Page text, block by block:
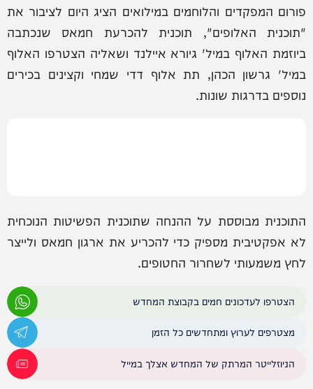
פורום המפקדים והלוחמים במילואים הציג היום לציבור את
"תוכנית האלופים", תוכנית להכרעת חמאס שנכתבה
ביוזמת האלוף במיל' גיורא איילנד ושאליה הצטרפו האלוף
במיל' גרשון הכהן, תת אלוף דדי שמחי וקצינים בכירים
נוספים בדרגות שונות.
התוכנית מבוססת על ההנחה שתוכנית הפשיטות הנוכחית
לא אפקטיבית מספיק כדי להכריע את ארגון חמאס ולייצר
לחץ משמעותי לשחרור החטופים.
הצטרפו לעדכונים חמים בקבוצת המחדש
מצטרפים לערוץ ומתחדשים כל הזמן
הניוזלייטר המרתק של המחדש אצלך במייל